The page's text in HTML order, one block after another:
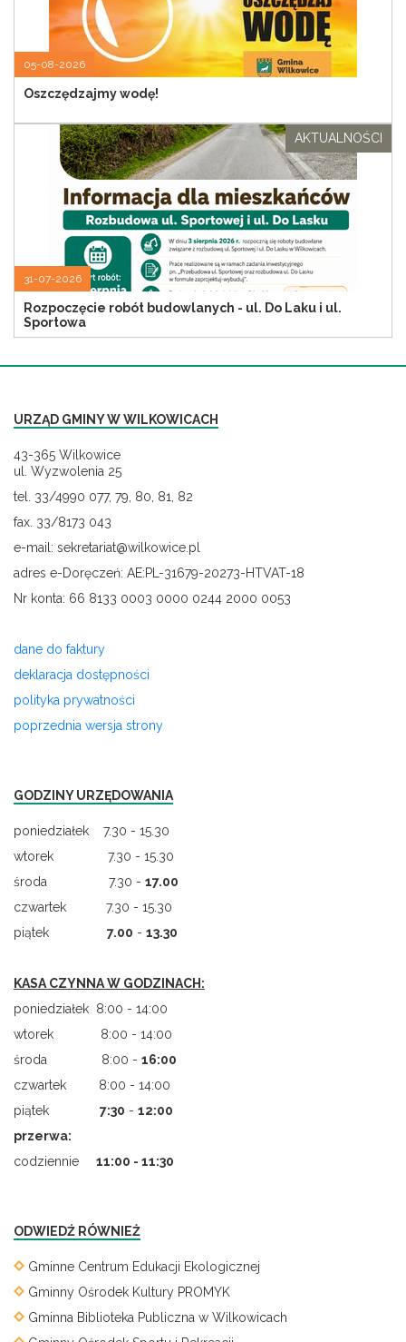
05-08-2026
Oszczędzajmy wodę!
31-07-2026
Rozpoczęcie robót budowlanych - ul. Do Laku i ul.
Sportowa
AKTUALNOŚCI
URZĄD GMINY W WILKOWICACH
43-365 Wilkowice
ul. Wyzwolenia 25
tel. 33/4990 077, 79, 80, 81, 82
fax. 33/8173 043
e-mail: sekretariat@wilkowice.pl
adres e-Doręczeń: AE:PL-31679-20273-HTVAT-18
Nr konta: 66 8133 0003 0000 0244 2000 0053
dane do faktury
deklaracja dostępności
polityka prywatności
poprzednia wersja strony
GODZINY URZĘDOWANIA
poniedziałek 7.30 - 15.30
wtorek 7.30 - 15.30
środa 7.30 - 17.00
czwartek 7.30 - 15.30
piątek 7.00 - 13.30
KASA CZYNNA W GODZINACH:
poniedziałek 8:00 - 14:00
wtorek 8:00 - 14:00
środa 8:00 - 16:00
czwartek 8:00 - 14:00
piątek 7:30 - 12:00
przerwa:
codziennie
11:00 - 11:30
ODWIEDŹ RÓWNIEŻ
Gminne Centrum Edukacji Ekologicznej
Gminny Ośrodek Kultury PROMYK
Gminna Biblioteka Publiczna w Wilkowicach